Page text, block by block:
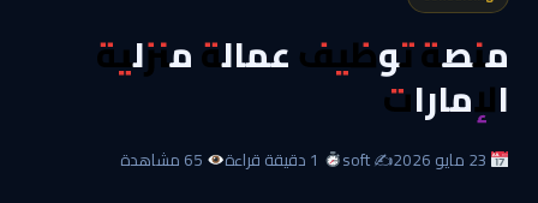
منصة توظيف عمالة منزلية
الإمارات
23 مايو 2026 ✍️ soft